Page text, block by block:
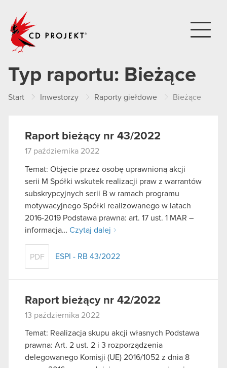
Typ raportu: Bieżące
Start Inwestorzy Raporty giełdowe Bieżące
Raport bieżący nr 43/2022
17 października 2022
Temat: Objęcie przez osobę uprawnioną akcji
serii M Spółki wskutek realizacji praw z warrantów
subskrypcyjnych serii B w ramach programu
motywacyjnego Spółki realizowanego w latach
2016-2019 Podstawa prawna: art. 17 ust. 1 MAR –
informacja… Czytaj dalej
PDF ESPI - RB 43/2022
Raport bieżący nr 42/2022
13 października 2022
Temat: Realizacja skupu akcji własnych Podstawa
prawna: Art. 2 ust. 2 i 3 rozporządzenia
delegowanego Komisji (UE) 2016/1052 z dnia 8